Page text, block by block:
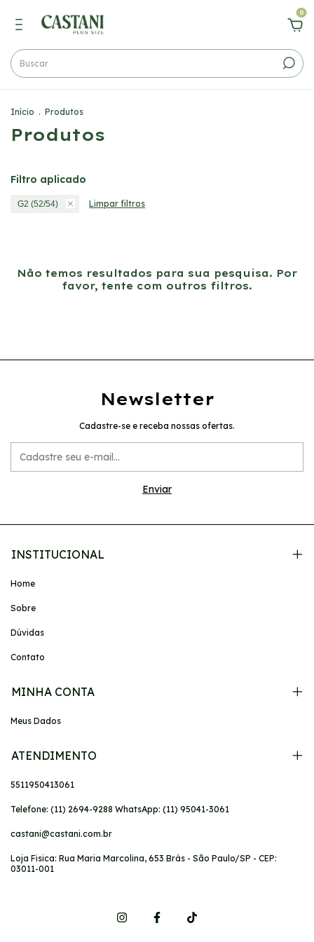
0
Início . Produtos
Produtos
Filtro aplicado
G2 (52/54) Limpar filtros
Não temos resultados para sua pesquisa. Por
favor, tente com outros filtros.
Newsletter
Cadastre-se e receba nossas ofertas.
INSTITUCIONAL
Home
Sobre
Dúvidas
Contato
MINHA CONTA
Meus Dados
ATENDIMENTO
5511950413061
Telefone: (11) 2694-9288 WhatsApp: (11) 95041-3061
castani@castani.com.br
Loja Fisica: Rua Maria Marcolina, 653 Brás - São Paulo/SP - CEP:
03011-001